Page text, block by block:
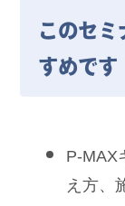
このセミ
すめです
P-MAX
え方、